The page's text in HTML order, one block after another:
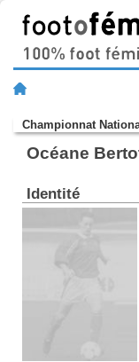
Championnat
Océane
Identité